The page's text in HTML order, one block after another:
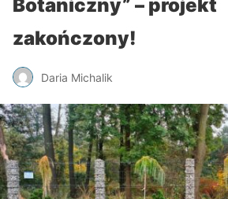
Botaniczny” – projekt
zakończony!
Daria Michalik